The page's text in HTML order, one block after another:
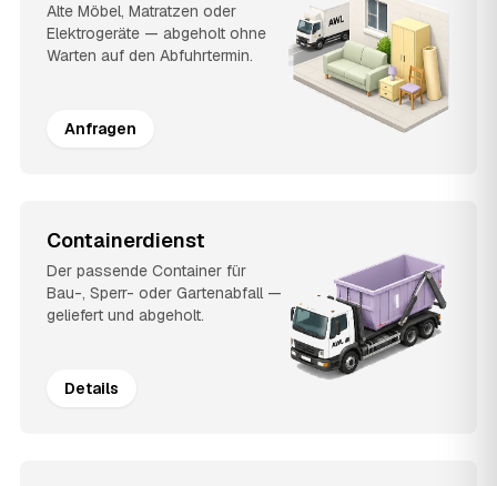
Alte Möbel, Matratzen oder
Elektrogeräte — abgeholt ohne
Warten auf den Abfuhrtermin.
Anfragen
Containerdienst
Der passende Container für
Bau-, Sperr- oder Gartenabfall —
geliefert und abgeholt.
Details